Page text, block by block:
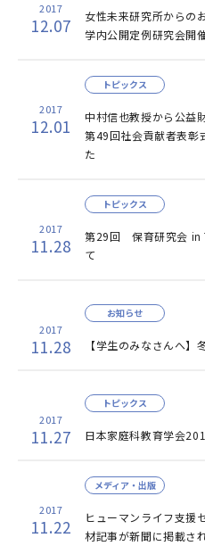
2017
12.07
女性未来研究所からの
学内公開定例研究会開
2017
12.01
中村信也教授から公益
第49回社会貢献者表彰
た
トピックス
2017
11.28
第29回 保育研究会 in
て
トピックス
2017
11.28 【学生のみなさんへ
お知らせ
2017
11.27 日本家庭科教育学会
トピックス
2017
11.22
ヒューマンライフ支援
材記事が新聞に掲載さ
メディア・出版